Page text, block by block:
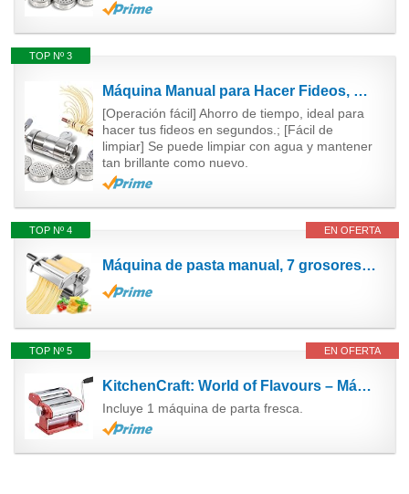
TOP Nº 3
Máquina Manual para Hacer Fideos, Máquina Manual de Prensa de Fideos de Acero Inoxidable,...
[Operación fácil] Ahorro de tiempo, ideal para
hacer tus fideos en segundos.; [Fácil de
limpiar] Se puede limpiar con agua y mantener
tan brillante como nuevo.
EN OFERTA
TOP Nº 4
Máquina de pasta manual, 7 grosores ajustables, máquina de pasta de acero inoxidable con rodillo y...
EN OFERTA
TOP Nº 5
KitchenCraft: World of Flavours – Máquina de Pasta Fresca, Acero Inoxidable, Color Rojo
Incluye 1 máquina de parta fresca.